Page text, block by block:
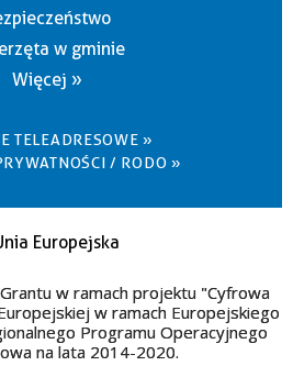
w gminie
Więcej »
TELEADRESOWE »
/ RODO »
w ramach projektu "Cyfrowa
w ramach Europejskiego
Programu Operacyjnego
na lata 2014-2020.